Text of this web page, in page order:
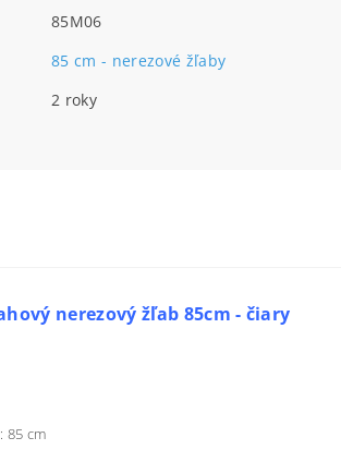
85M06
85 cm - nerezové žľaby
2 roky
nerezový žľab 85cm - čiary
85 cm